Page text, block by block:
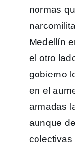
normas
Medellín
el otro
gobierno
en el
armadas
aunque
colectivas